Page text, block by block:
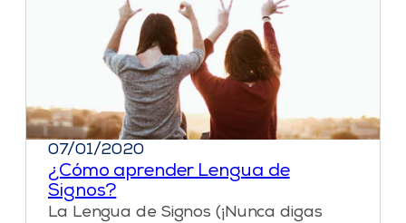
07/01/2020
¿Cómo aprender Lengua de
Signos?
La Lengua de Signos (¡Nunca digas